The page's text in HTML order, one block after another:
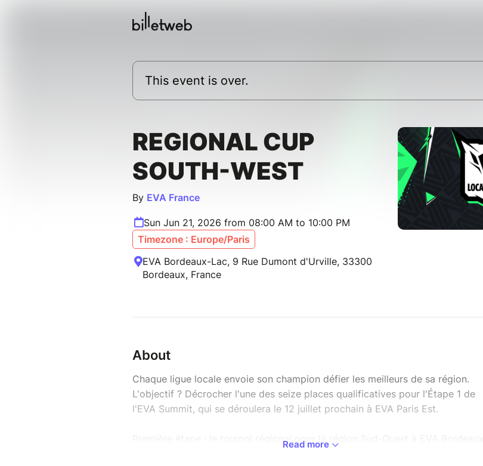
This event is over.
REGIONAL CUP
SOUTH-WEST
By EVA France
Sun Jun 21, 2026 from 08:00 AM to 10:00 PM
Timezone : Europe/Paris
EVA Bordeaux-Lac, 9 Rue Dumont d'Urville, 33300
Bordeaux, France
About
Chaque ligue locale envoie son champion défier les meilleurs de sa région.
L'objectif ? Décrocher l'une des seize places qualificatives pour l'Étape 1 de
l'EVA Summit, qui se déroulera le 12 juillet prochain à EVA Paris Est.
Première étape : le tournoi régional pour la région Sud-Ouest à EVA Bordeaux-
Read more